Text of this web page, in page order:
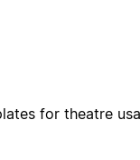
for theatre